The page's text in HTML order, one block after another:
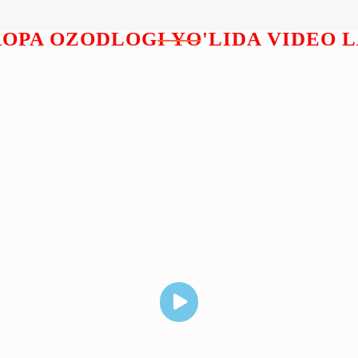
OZODLOGI YO'LIDA VIDEO